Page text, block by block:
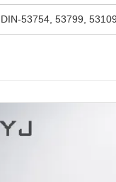
DIN-53754, 53799,